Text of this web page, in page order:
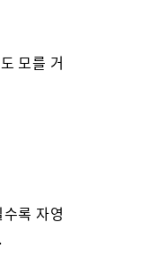
모를 거
록 자영